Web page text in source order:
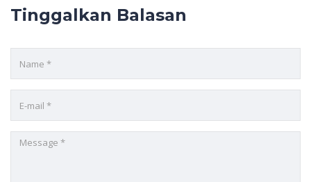
Tinggalkan Balasan